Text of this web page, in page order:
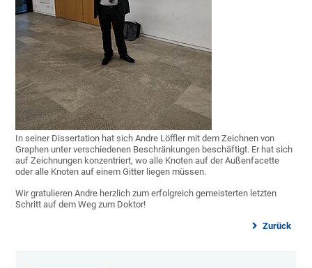
In seiner Dissertation hat sich Andre Löffler mit dem Zeichnen von
Graphen unter verschiedenen Beschränkungen beschäftigt. Er hat sich
auf Zeichnungen konzentriert, wo alle Knoten auf der Außenfacette
oder alle Knoten auf einem Gitter liegen müssen.
Wir gratulieren Andre herzlich zum erfolgreich gemeisterten letzten
Schritt auf dem Weg zum Doktor!
Zurück